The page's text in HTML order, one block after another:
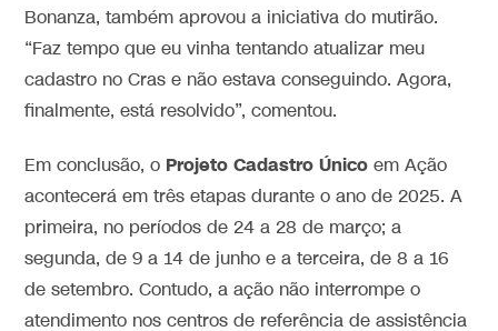
Bonanza, também aprovou a iniciativa do mutirão.
“Faz tempo que eu vinha tentando atualizar meu
cadastro no Cras e não estava conseguindo. Agora,
finalmente, está resolvido”, comentou.
Em conclusão, o Projeto Cadastro Único em Ação
acontecerá em três etapas durante o ano de 2025. A
primeira, no períodos de 24 a 28 de março; a
segunda, de 9 a 14 de junho e a terceira, de 8 a 16
de setembro. Contudo, a ação não interrompe o
atendimento nos centros de referência de assistência